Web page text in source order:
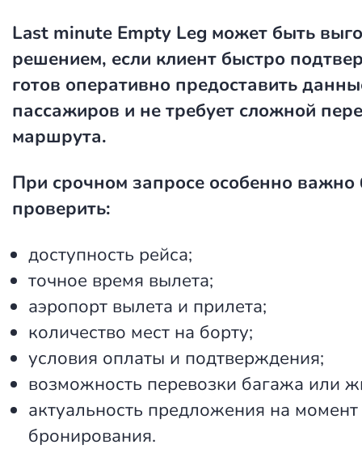
Last minute Empty Leg может быть
решением, если клиент быстро
готов оперативно предоставить
пассажиров и не требует сложной
маршрута.
При срочном запросе особенно важно
проверить:
доступность рейса;
точное время вылета;
аэропорт вылета и прилета;
количество мест на борту;
условия оплаты и подтверждения;
возможность перевозки багажа или
актуальность предложения на момент
бронирования.